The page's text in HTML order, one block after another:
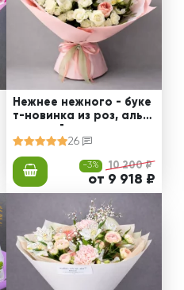
Нежнее нежного - буке
т-новинка из роз, альст
ромерий и калл
26
-3% 10 200 ₽
от 9 918 ₽